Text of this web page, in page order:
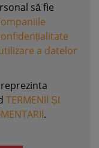
să fie
a datelor
TERMENII ȘI
.